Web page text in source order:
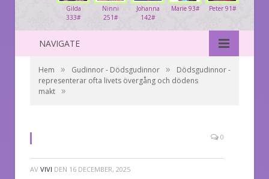
Peter 91#
Marie 93#
Johanna
142#
Ninni
251#
Gilda
333#
NAVIGATE
Hem » Gudinnor - Dödsgudinnor »
Dödsgudinnor -
representerar ofta livets övergång och dödens
makt »
0
AV VIVI DEN 16 DECEMBER, 2025